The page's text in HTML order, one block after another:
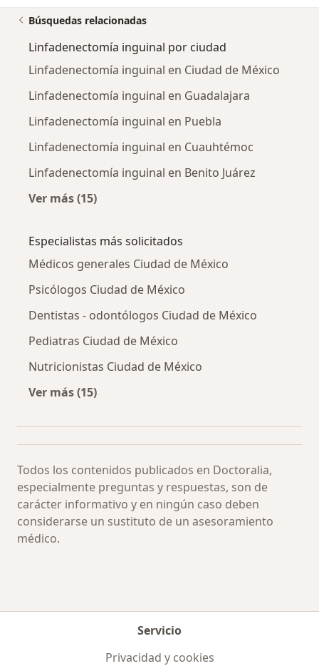
Búsquedas relacionadas
Linfadenectomía inguinal por ciudad
Linfadenectomía inguinal en Ciudad de México
Linfadenectomía inguinal en Guadalajara
Linfadenectomía inguinal en Puebla
Linfadenectomía inguinal en Cuauhtémoc
Linfadenectomía inguinal en Benito Juárez
Ver más (15)
Especialistas más solicitados
Médicos generales Ciudad de México
Psicólogos Ciudad de México
Dentistas - odontólogos Ciudad de México
Pediatras Ciudad de México
Nutricionistas Ciudad de México
Ver más (15)
Todos los contenidos publicados en Doctoralia,
especialmente preguntas y respuestas, son de
carácter informativo y en ningún caso deben
considerarse un sustituto de un asesoramiento
médico.
Servicio
Privacidad y cookies